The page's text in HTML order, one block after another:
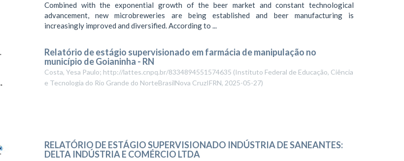
Combined with the exponential growth of the beer market and constant technological
advancement, new microbreweries are being established and beer manufacturing is
increasingly improved and diversified. According to ...
Relatório de estágio supervisionado em farmácia de manipulação no
município de Goianinha - RN
Costa, Yesa Paulo; http://lattes.cnpq.br/8334894551574635 (Instituto Federal de Educação, Ciência
e Tecnologia do Rio Grande do NorteBrasilNova CruzIFRN, 2025-05-27)
RELATÓRIO DE ESTÁGIO SUPERVISIONADO INDÚSTRIA DE SANEANTES:
DELTA INDÚSTRIA E COMÉRCIO LTDA